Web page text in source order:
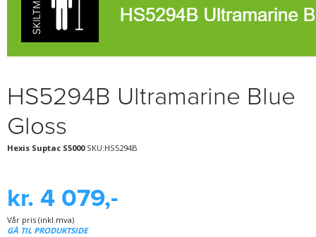
HS5294B Ultramarine Blue
Gloss
Hexis Suptac S5000SKU:HS5294B
kr. 4 079,-
Vår pris (inkl.mva)
GÅ TIL PRODUKTSIDE